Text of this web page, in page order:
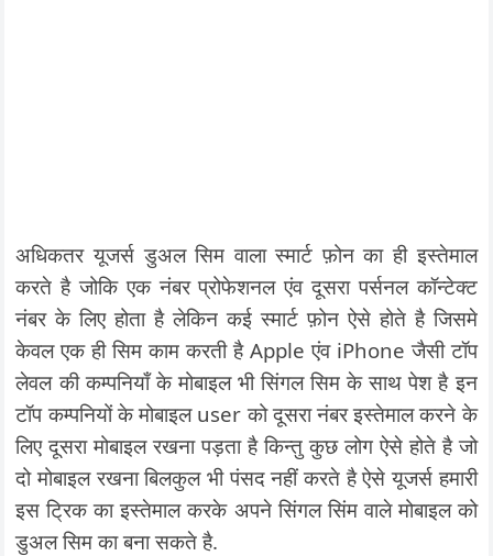
अधिकतर यूजर्स डुअल सिम वाला स्मार्ट फ़ोन का ही इस्तेमाल
करते है जोकि एक नंबर प्रोफेशनल एंव दूसरा पर्सनल कॉन्टेक्ट
नंबर के लिए होता है लेकिन कई स्मार्ट फ़ोन ऐसे होते है जिसमे
केवल एक ही सिम काम करती है Apple एंव iPhone जैसी टॉप
लेवल की कम्पनियाँ के मोबाइल भी सिंगल सिम के साथ पेश है इन
टॉप कम्पनियों के मोबाइल user को दूसरा नंबर इस्तेमाल करने के
लिए दूसरा मोबाइल रखना पड़ता है किन्तु कुछ लोग ऐसे होते है जो
दो मोबाइल रखना बिलकुल भी पंसद नहीं करते है ऐसे यूजर्स हमारी
इस ट्रिक का इस्तेमाल करके अपने सिंगल सिंम वाले मोबाइल को
डुअल सिम का बना सकते है.